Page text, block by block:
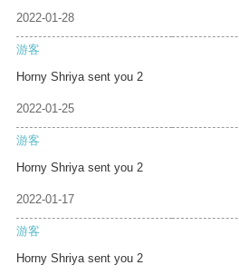
2022-01-28
游客
Horny Shriya sent you 2
2022-01-25
游客
Horny Shriya sent you 2
2022-01-17
游客
Horny Shriya sent you 2